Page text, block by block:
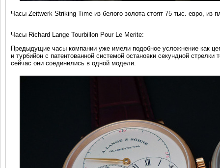
Часы Zeitwerk Striking Time из белого золота стоят 75 тыс. евро, из
Часы Richard Lange Tourbillon Pour Le Merite:
Предыдущие часы компании уже имели подобное усложнение как
и турбийон с патентованной системой остановки секундной
сейчас они соединились в одной модели.